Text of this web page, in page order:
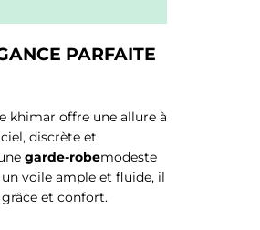
PARFAITE
khimar offre une allure à
discrète et
garde-robemodeste
voile ample et fluide, il
et confort.